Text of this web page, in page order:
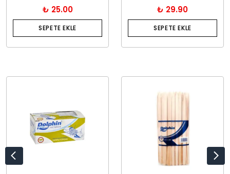
₺ 25.00
SEPETE EKLE
₺ 29.90
SEPETE EKLE